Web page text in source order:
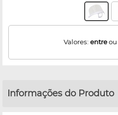
Valores: entreou
Informações do Produto